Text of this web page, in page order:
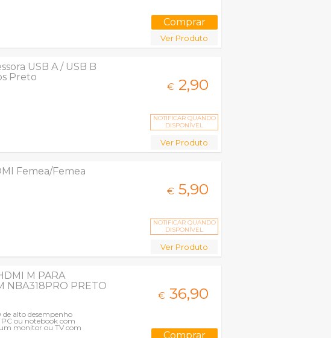
Ver Produto
USB A / USB B
Preto
€ 2,90
NOTIFICAR QUANDO
DISPONÍVEL
Ver Produto
Femea/Femea
€ 5,90
NOTIFICAR QUANDO
DISPONÍVEL
Ver Produto
M PARA
NBA318PRO PRETO
de alto desempenho
ou notebook com
monitor ou TV com
€ 36,90